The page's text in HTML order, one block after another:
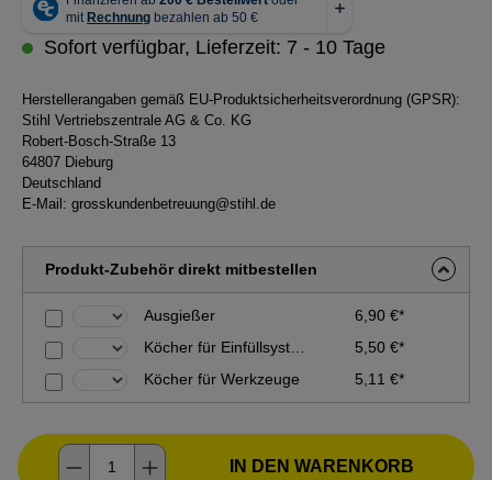
Sofort verfügbar, Lieferzeit: 7 - 10 Tage
Herstellerangaben gemäß EU-Produktsicherheitsverordnung (GPSR):
Stihl Vertriebszentrale AG & Co. KG
Robert-Bosch-Straße 13
64807 Dieburg
Deutschland
E-Mail: grosskundenbetreuung@stihl.de
Produkt-Zubehör direkt mitbestellen
Ausgießer
6,90 €*
5,50 €*
Köcher für Werkzeuge
5,11 €*
Produkt Anzahl: Gib den gewünschten
IN DEN WARENKORB